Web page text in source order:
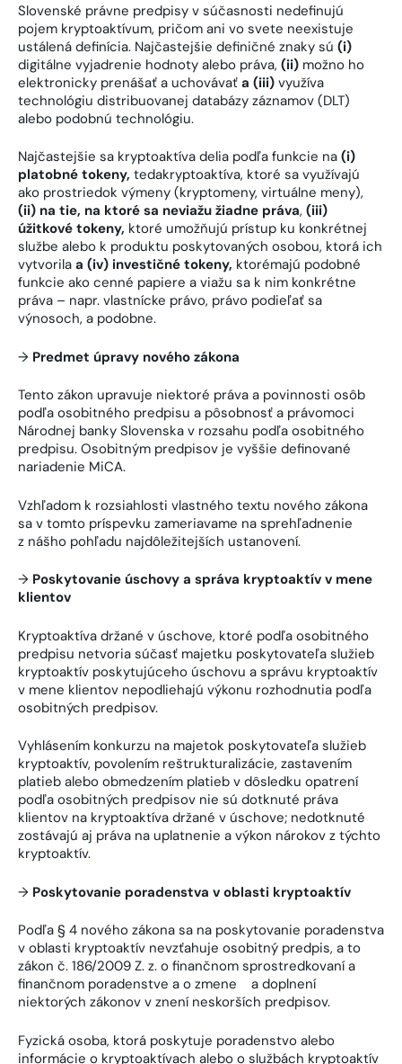
Slovenské právne predpisy v súčasnosti nedefinujú
pojem kryptoaktívum, pričom ani vo svete neexistuje
ustálená definícia. Najčastejšie definičné znaky sú (i)
digitálne vyjadrenie hodnoty alebo práva, (ii) možno ho
elektronicky prenášať a uchovávať a (iii) využíva
technológiu distribuovanej databázy záznamov (DLT)
alebo podobnú technológiu.
Najčastejšie sa kryptoaktíva delia podľa funkcie na (i)
platobné tokeny, tedakryptoaktíva, ktoré sa využívajú
ako prostriedok výmeny (kryptomeny, virtuálne meny),
(ii) na tie, na ktoré sa neviažu žiadne práva, (iii)
úžitkové tokeny, ktoré umožňujú prístup ku konkrétnej
službe alebo k produktu poskytovaných osobou, ktorá ich
vytvorila a (iv) investičné tokeny, ktorémajú podobné
funkcie ako cenné papiere a viažu sa k nim konkrétne
práva – napr. vlastnícke právo, právo podieľať sa
výnosoch, a podobne.
→ Predmet úpravy nového zákona
Tento zákon upravuje niektoré práva a povinnosti osôb
podľa osobitného predpisu a pôsobnosť a právomoci
Národnej banky Slovenska v rozsahu podľa osobitného
predpisu. Osobitným predpisov je vyššie definované
nariadenie MiCA.
Vzhľadom k rozsiahlosti vlastného textu nového zákona
sa v tomto príspevku zameriavame na sprehľadnenie
z nášho pohľadu najdôležitejších ustanovení.
→ Poskytovanie úschovy a správa kryptoaktív v mene
klientov
Kryptoaktíva držané v úschove, ktoré podľa osobitného
predpisu netvoria súčasť majetku poskytovateľa služieb
kryptoaktív poskytujúceho úschovu a správu kryptoaktív
v mene klientov nepodliehajú výkonu rozhodnutia podľa
osobitných predpisov.
Vyhlásením konkurzu na majetok poskytovateľa služieb
kryptoaktív, povolením reštrukturalizácie, zastavením
platieb alebo obmedzením platieb v dôsledku opatrení
podľa osobitných predpisov nie sú dotknuté práva
klientov na kryptoaktíva držané v úschove; nedotknuté
zostávajú aj práva na uplatnenie a výkon nárokov z týchto
kryptoaktív.
→ Poskytovanie poradenstva v oblasti kryptoaktív
Podľa § 4 nového zákona sa na poskytovanie poradenstva
v oblasti kryptoaktív nevzťahuje osobitný predpis, a to
zákon č. 186/2009 Z. z. o finančnom sprostredkovaní a
finančnom poradenstve a o zmene a doplnení
niektorých zákonov v znení neskorších predpisov.
Fyzická osoba, ktorá poskytuje poradenstvo alebo
informácie o kryptoaktívach alebo o službách kryptoaktív